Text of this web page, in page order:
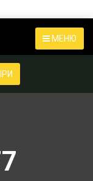
МЕНЮ